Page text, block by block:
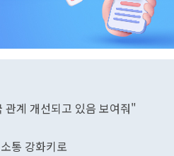
계 개선되고 있음 보여줘"
통 강화키로